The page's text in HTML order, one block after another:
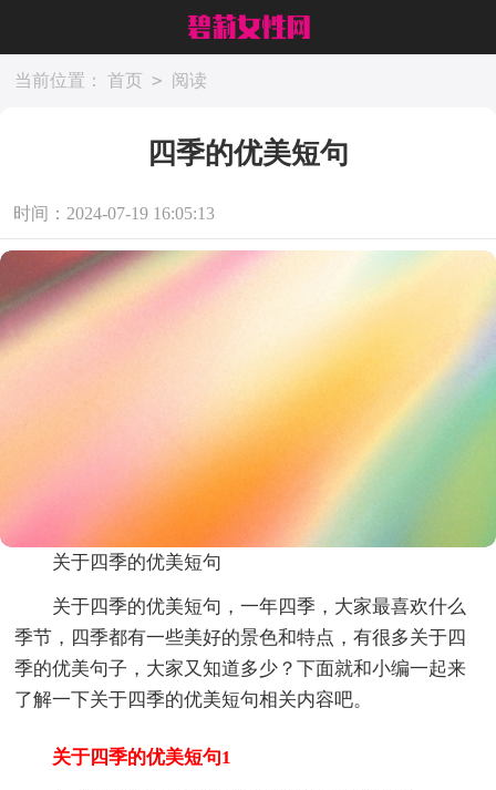
当前位置： 首页 > 阅读
四季的优美短句
时间：2024-07-19 16:05:13
关于四季的优美短句
关于四季的优美短句，一年四季，大家最喜欢什么
季节，四季都有一些美好的景色和特点，有很多关于四
季的优美句子，大家又知道多少？下面就和小编一起来
了解一下关于四季的优美短句相关内容吧。
关于四季的优美短句1